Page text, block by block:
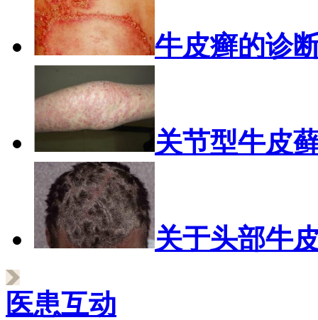
牛皮癣的诊
关节型牛皮
关于头部牛
医患互动